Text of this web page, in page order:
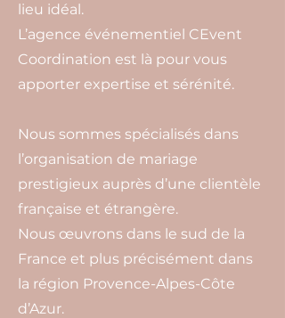
lieu idéal.
L’agence événementiel CEvent
Coordination est là pour vous
apporter expertise et sérénité.
Nous sommes spécialisés dans
l’organisation de mariage
prestigieux auprès d’une clientèle
française et étrangère.
Nous œuvrons dans le sud de la
France et plus précisément dans
la région Provence-Alpes-Côte
d’Azur.